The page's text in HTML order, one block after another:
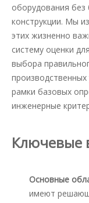
оборудования без
конструкции. Мы
этих жизненно
систему оценки
выбора
рамки базовых
инженерные
Ключевые
Основные
имеют